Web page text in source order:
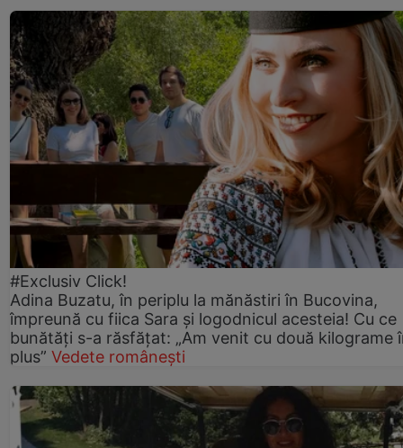
#Exclusiv Click!
Adina Buzatu, în periplu la mănăstiri în Bucovina,
împreună cu fiica Sara și logodnicul acesteia! Cu ce
bunătăți s-a răsfățat: „Am venit cu două kilograme
plus” Vedete românești